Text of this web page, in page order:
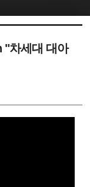
"차세대 대아
5
5